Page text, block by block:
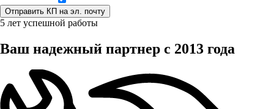
5 лет успешной работы
Ваш надежный партнер с 2013 года